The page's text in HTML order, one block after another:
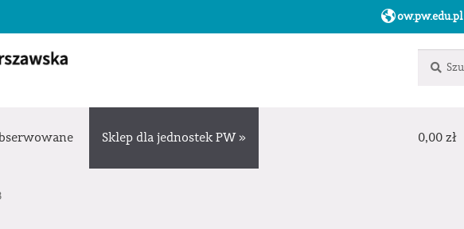
ow.pw.edu.pl
Sklep dla jednostek PW » 0,00 zł